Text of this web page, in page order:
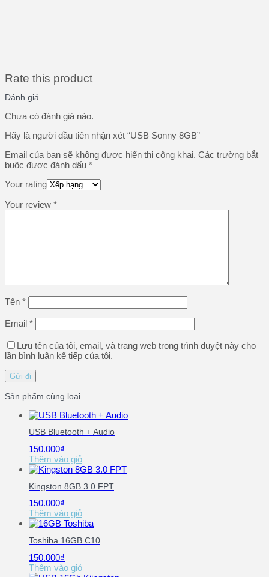
Rate this product
Đánh giá
Chưa có đánh giá nào.
Hãy là người đầu tiên nhận xét “USB Sonny 8GB”
Email của bạn sẽ không được hiển thị công khai. Các trường bắt
buộc được đánh dấu *
Your rating
Your review *
Tên *
Email *
Lưu tên của tôi, email, và trang web trong trình duyệt này cho
lần bình luận kế tiếp của tôi.
Sản phẩm cùng loại
USB Bluetooth + Audio
150.000₫
Thêm vào giỏ
Kingston 8GB 3.0 FPT
150.000₫
Thêm vào giỏ
Toshiba 16GB C10
150.000₫
Thêm vào giỏ